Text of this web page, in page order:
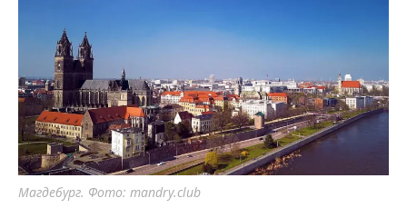
Магдебург. Фото: mandry.club